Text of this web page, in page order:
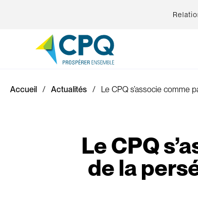
Accueil Actualités Le CPQ s’associe comme
Le CPQ
de la